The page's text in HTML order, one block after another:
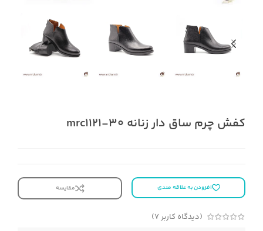
کفش چرم ساق دار زنانه mrc1121-30
افزودن به علاقه مندی مقایسه
(دیدگاه کاربر7
)